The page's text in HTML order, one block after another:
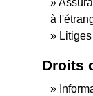
à
Droits